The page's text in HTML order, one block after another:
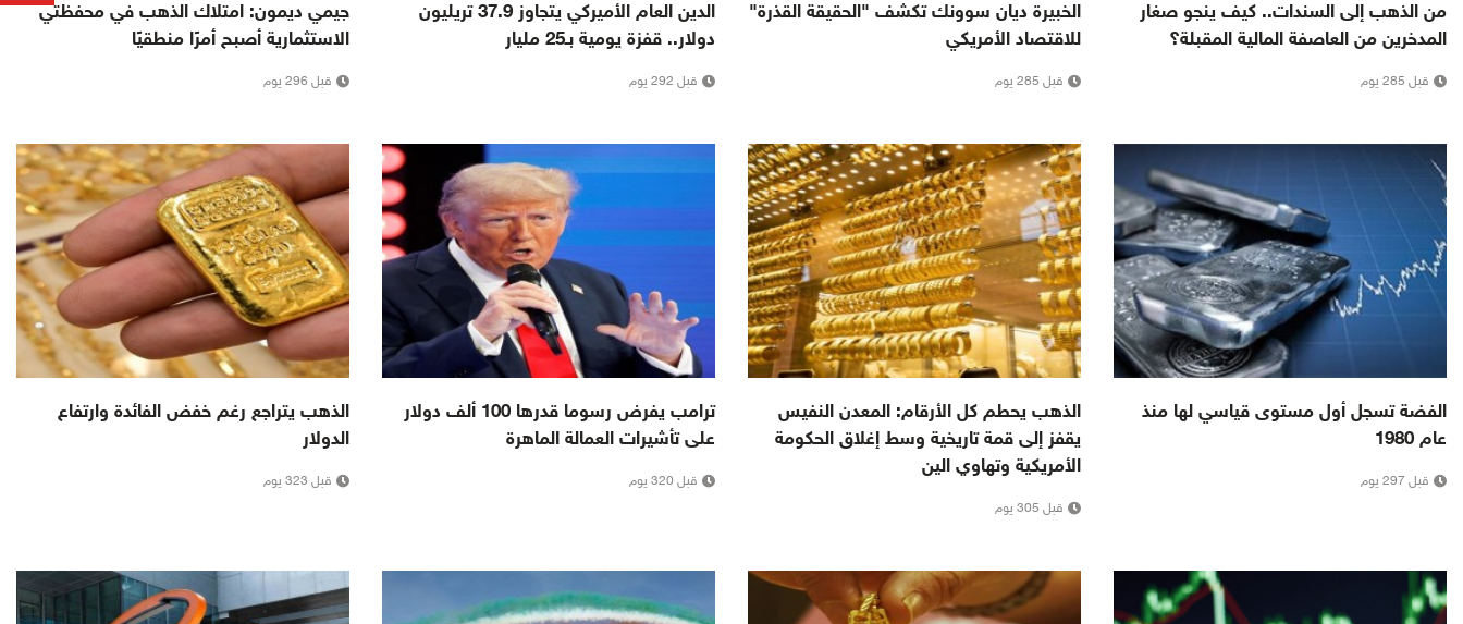
من الذهب إلى السندات.. كيف ينجو صغار
المدخرين من العاصفة المالية المقبلة؟
قبل 285 يوم
الخبيرة ديان سوونك تكشف "الحقيقة القذرة"
للاقتصاد الأمريكي
قبل 285 يوم
الدين العام الأميركي يتجاوز 37.9 تريليون
دولار.. قفزة يومية بـ25 مليار
قبل 292 يوم
جيمي ديمون: امتلاك الذهب في محفظتي
الاستثمارية أصبح أمرًا منطقيًا
قبل 296 يوم
الفضة تسجل أول مستوى قياسي لها منذ
عام 1980
قبل 297 يوم
الذهب يحطم كل الأرقام: المعدن النفيس
يقفز إلى قمة تاريخية وسط إغلاق الحكومة
الأمريكية وتهاوي الين
قبل 305 يوم
ترامب يفرض رسوما قدرها 100 ألف دولار
على تأشيرات العمالة الماهرة
قبل 320 يوم
الذهب يتراجع رغم خفض الفائدة وارتفاع
الدولار
قبل 323 يوم